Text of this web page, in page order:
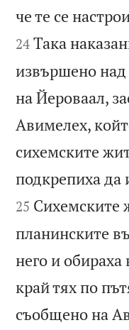
че те се
24 Така
извършено над
на Йероваал,
Авимелех,
сихемските
подкрепиха да
25 Сихемските
планинските
него и
край тях по
съобщено на